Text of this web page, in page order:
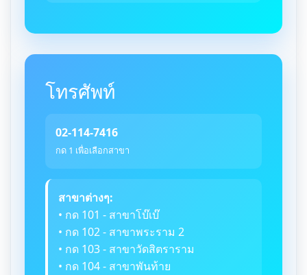
โทรศัพท์
02-114-7416
กด 1 เพื่อเลือกสาขา
สาขาต่างๆ:
• กด 101 - สาขาโบ๊เบ๊
• กด 102 - สาขาพระราม 2
• กด 103 - สาขาวัดสิตราราม
• กด 104 - สาขาพันท้าย